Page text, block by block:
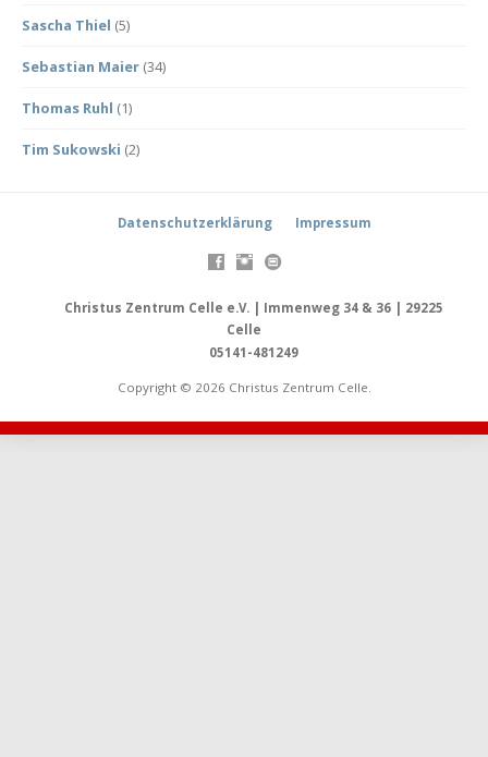
Sascha Thiel (5)
Sebastian Maier (34)
Thomas Ruhl (1)
Tim Sukowski (2)
Datenschutzerklärung Impressum
Christus Zentrum Celle e.V. | Immenweg 34 & 36 | 29225
Celle
05141-481249
Copyright © 2026 Christus Zentrum Celle.